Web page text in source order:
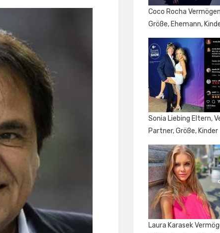
Coco Rocha
Größe, Ehemann,
Sonia Liebing Eltern,
Partner, Größe, Kinder
Laura Karasek